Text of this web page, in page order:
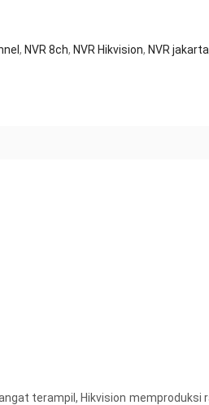
, NVR 8ch, NVR Hikvision, NVR jakarta
terampil, Hikvision memproduksi